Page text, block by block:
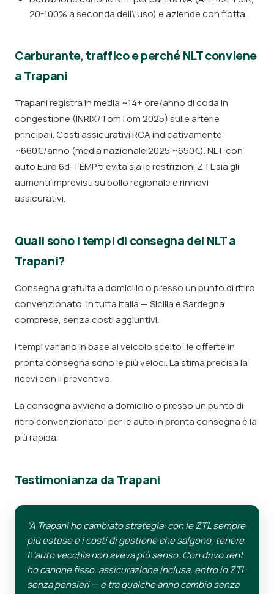
20-100% a seconda dell\'uso) e aziende con flotta.
Carburante, traffico e perché NLT conviene
a Trapani
Trapani registra in media ~14+ ore/anno di coda in
congestione (INRIX/TomTom 2025) sulle arterie
principali. Costi assicurativi RCA indicativamente
~660€/anno (media nazionale 2025 ~650€). NLT con
auto Euro 6d-TEMP ti evita sia le restrizioni ZTL sia gli
aumenti imprevisti su bollo regionale e rinnovi
assicurativi.
Quali sono i tempi di consegna del NLT a
Trapani?
Consegna gratuita a domicilio o presso un punto di ritiro
convenzionato, in tutta Italia — Sicilia e Sardegna
comprese, senza costi aggiuntivi.
I tempi variano in base al veicolo scelto; le offerte in
pronta consegna sono le più veloci. La stima precisa la
ricevi con il preventivo.
La consegna avviene a domicilio o presso un punto di
ritiro convenzionato; per le auto in pronta consegna è la
più rapida.
Testimonianza da Trapani
“A Trapani ho cambiato strategia: con le ZTL sempre
più estese e i costi di gestione che salgono, tenere
l\'auto vecchia non aveva più senso. Con drivo.rent
ho canone fisso, assicurazione inclusa, entro in ZTL
senza pensieri — e tra qualche anno cambio senza